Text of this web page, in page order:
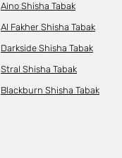
Aino Shisha Tabak
Al Fakher Shisha Tabak
Darkside Shisha Tabak
Stral Shisha Tabak
Blackburn Shisha Tabak